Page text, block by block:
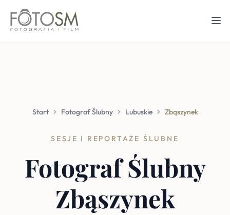
Start Fotograf Ślubny Lubuskie Zbąszynek
SESJE I REPORTAŻE ŚLUBNE
Fotograf Ślubny
Zbąszynek